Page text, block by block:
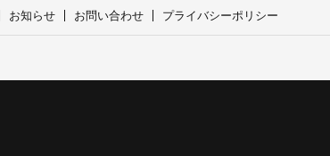
お知らせ お問い合わせ プライバシーポリシー